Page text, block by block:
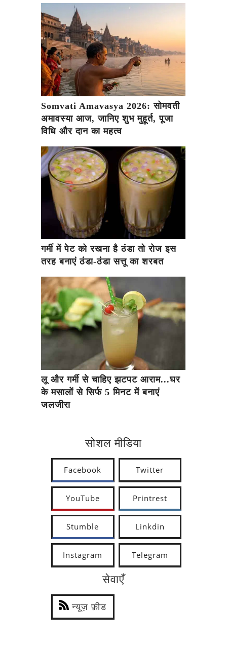
Somvati Amavasya 2026: सोमवती
अमावस्या आज, जानिए शुभ मुहूर्त, पूजा
विधि और दान का महत्व
गर्मी में पेट को रखना है ठंडा तो रोज इस
तरह बनाएं ठंडा-ठंडा सत्तू का शरबत
लू और गर्मी से चाहिए झटपट आराम...घर
के मसालों से सिर्फ 5 मिनट में बनाएं
जलजीरा
सोशल मीडिया
Facebook Twitter
YouTube Printrest
Stumble Linkdin
Instagram Telegram
सेवाएँ
न्यूज़ फ़ीड